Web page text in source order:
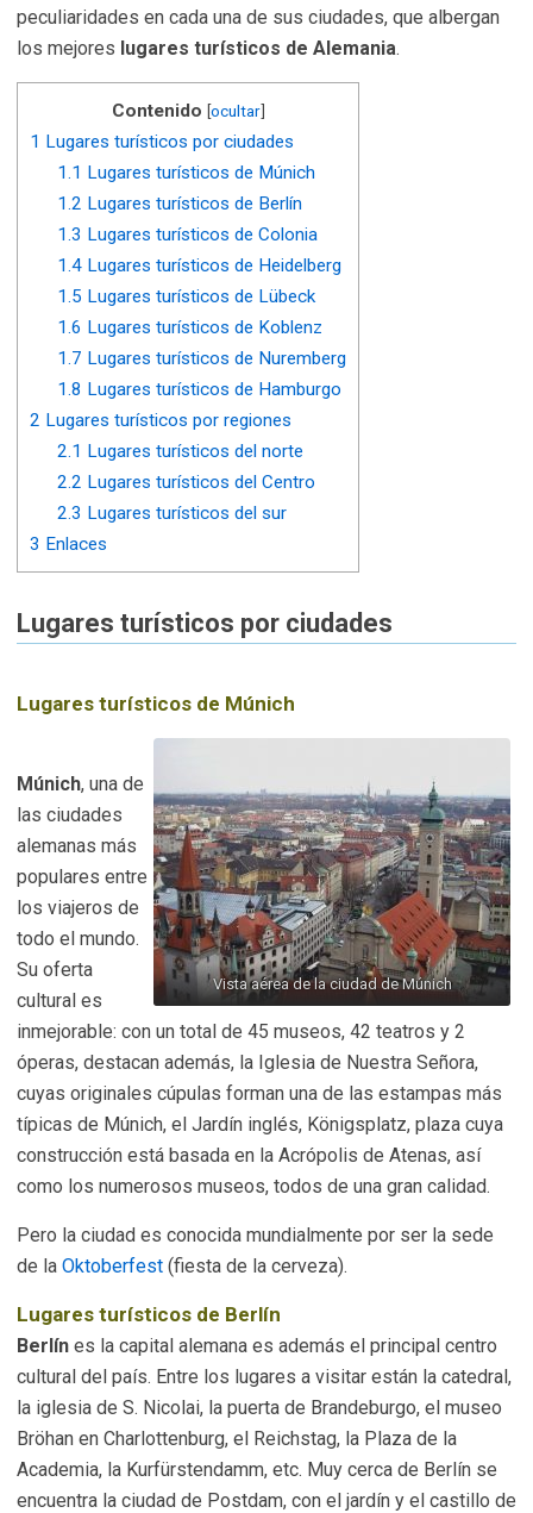
peculiaridades en cada una de sus ciudades, que albergan
los mejores lugares turísticos de Alemania.
Contenido [ocultar]
1 Lugares turísticos por ciudades
1.1 Lugares turísticos de Múnich
1.2 Lugares turísticos de Berlín
1.3 Lugares turísticos de Colonia
1.4Lugares turísticos de Heidelberg
1.5 Lugares turísticos de Lübeck
1.6 Lugares turísticos de Koblenz
1.7 Lugares turísticos de Nuremberg
1.8 Lugares turísticos de Hamburgo
2 Lugares turísticos por regiones
2.1 Lugares turísticos del norte
2.2 Lugares turísticos del Centro
2.3 Lugares turísticos del sur
3 Enlaces
Lugares turísticos por ciudades
Lugares turísticos de Múnich
Vista aérea de la ciudad de Múnich
Múnich, una de
las ciudades
alemanas más
populares entre
los viajeros de
todo el mundo.
Su oferta
cultural es
inmejorable: con un total de 45 museos, 42 teatros y 2
óperas, destacan además, la Iglesia de Nuestra Señora,
cuyas originales cúpulas forman una de las estampas más
típicas de Múnich, el Jardín inglés, Königsplatz, plaza cuya
construcción está basada en la Acrópolis de Atenas, así
como los numerosos museos, todos de una gran calidad.
Pero la ciudad es conocida mundialmente por ser la sede
de la Oktoberfest (fiesta de la cerveza).
Lugares turísticos de Berlín
Berlín es la capital alemana es además el principal centro
cultural del país. Entre los lugares a visitar están la catedral,
la iglesia de S. Nicolai, la puerta de Brandeburgo, el museo
Bröhan en Charlottenburg, el Reichstag, la Plaza de la
Academia, la Kurfürstendamm, etc. Muy cerca de Berlín se
encuentra la ciudad de Postdam, con el jardín y el castillo de